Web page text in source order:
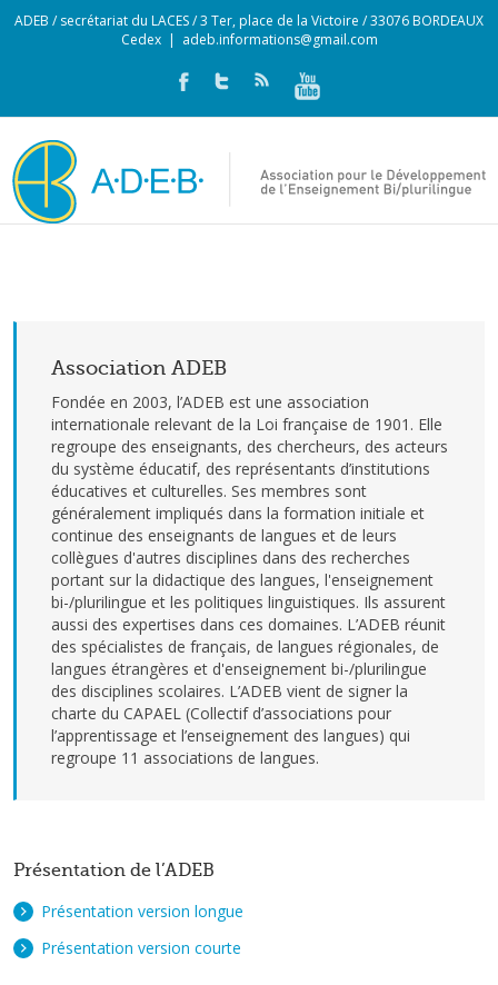
ADEB / secrétariat du LACES / 3 Ter, place de la Victoire / 33076 BORDEAUX
Cedex | adeb.informations@gmail.com
Association ADEB
Fondée en 2003, l’ADEB est une association
internationale relevant de la Loi française de 1901. Elle
regroupe des enseignants, des chercheurs, des acteurs
du système éducatif, des représentants d’institutions
éducatives et culturelles. Ses membres sont
généralement impliqués dans la formation initiale et
continue des enseignants de langues et de leurs
collègues d'autres disciplines dans des recherches
portant sur la didactique des langues, l'enseignement
bi-/plurilingue et les politiques linguistiques. Ils assurent
aussi des expertises dans ces domaines. L’ADEB réunit
des spécialistes de français, de langues régionales, de
langues étrangères et d'enseignement bi-/plurilingue
des disciplines scolaires. L’ADEB vient de signer la
charte du CAPAEL (Collectif d’associations pour
l’apprentissage et l’enseignement des langues) qui
regroupe 11 associations de langues.
Présentation de l’ADEB
Présentation version longue
Présentation version courte